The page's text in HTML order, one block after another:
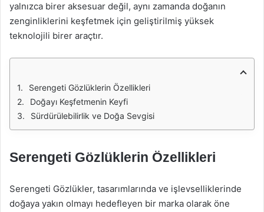
yalnızca birer aksesuar değil, aynı zamanda doğanın
zenginliklerini keşfetmek için geliştirilmiş yüksek
teknolojili birer araçtır.
Serengeti Gözlüklerin Özellikleri
Doğayı Keşfetmenin Keyfi
Sürdürülebilirlik ve Doğa Sevgisi
Serengeti Gözlüklerin Özellikleri
Serengeti Gözlükler, tasarımlarında ve işlevselliklerinde
doğaya yakın olmayı hedefleyen bir marka olarak öne